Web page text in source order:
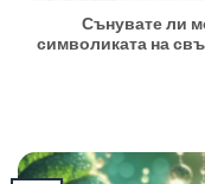
Сънувате ли
символиката на